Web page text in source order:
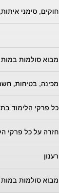
חוקים, סימני
מבוא סולמות
מכינה, בטיחות,
כל פרקי הלימוד
חזרה על כל פרקי
רענון
מבוא סולמות במות